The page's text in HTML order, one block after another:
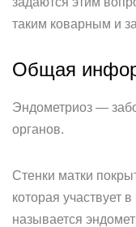
таким коварным и
Общая
Эндометриоз —
органов.
Стенки матки
которая участвует
называется